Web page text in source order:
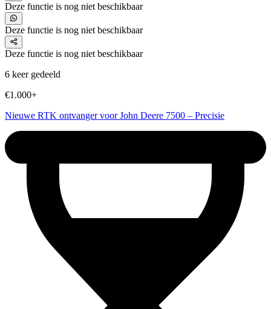
Deze functie is nog niet beschikbaar
Deze functie is nog niet beschikbaar
Deze functie is nog niet beschikbaar
6 keer gedeeld
€1.000+
Nieuwe RTK ontvanger voor John Deere 7500 – Precisie